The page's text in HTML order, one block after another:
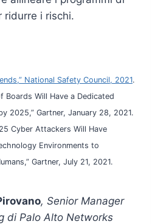
ridurre i rischi.
National Safety Council, 2021.
Boards Will Have a Dedicated
2025,” Gartner, January 28, 2021.
Cyber Attackers Will Have
Environments to
Gartner, July 21, 2021.
, Senior Manager
di Palo Alto Networks